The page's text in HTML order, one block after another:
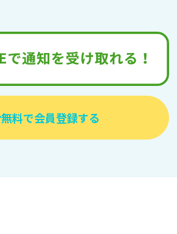
無料で会員登録する